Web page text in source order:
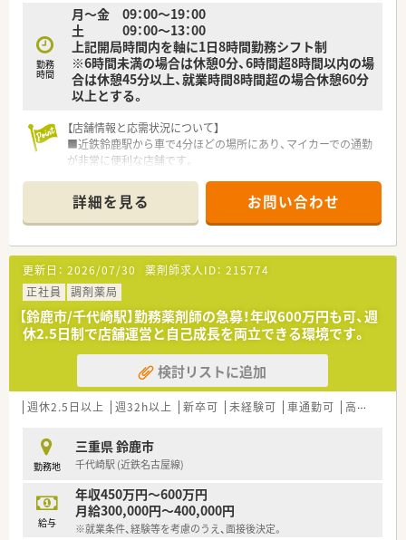
勤務
時間
月～金 09：00～19：00
土 09：00～13：00
上記開局時間内を軸に1日8時間勤務シフト制
※6時間未満の場合は休憩0分、6時間超8時間以内の場
合は休憩45分以上、就業時間8時間超の場合休憩60分
以上とする。
【店舗情報と応需状況について】
■近鉄鈴鹿駅から車で4分ほどの場所にあり、マイカーでの通勤
が非常に便利な店舗です。
約50枚の処方箋に対応します。
■常勤薬剤師2名体制の店舗で、採用後は勤務薬剤師としてご勤
務を頂きます。
【募集背景と求める人物像について】
■今回は、地域医療の要となる店舗の責任者ポストに欠員が出た
ため、管理薬剤師を急遽募集します。
■これまでのご経験を活かし、店舗運営やスタッフの育成に意欲
的に取り組んでいただける方を求めます。
■約1200品目の医薬品を扱うため、幅広い知識の習得に前向き
で、向上心のある方を歓迎いたします。
【法人特徴について】
■三重県鈴鹿市と岐阜県を中心に計16店舗を展開し、地域医療
■大手調剤薬局のグループ企業として新たにスタートし、安定し
た経営基盤と充実した福利厚生を誇ります。
■店舗は近隣エリアに集中出店しており、管理店舗が困った際に
も迅速なヘルプ体制が整っています。
詳細を見る お問い合わせ
更新日： 2026/07/30 薬剤師求人ID： 215774
正社員
調剤薬局
【鈴鹿市/千代崎駅】勤務薬剤師の急募！年収600万円も可、週
休2.5日制で店舗運営と自己成長を両立できる環境です。
検討リストに追加
週休2.5日以上 週32h以上 新卒可 未経験可 車通勤可 高給与(600万円以上)
勤務地
三重県 鈴鹿市
千代崎駅 (近鉄名古屋線)
給与
年収450万円～600万円
月給300,000円～400,000円
※就業条件、経験等を考慮のうえ、面接後決定。